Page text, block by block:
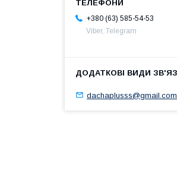
+380 (63) 585-54-53
Viber, Telegram
dachaplusss@gmail.com